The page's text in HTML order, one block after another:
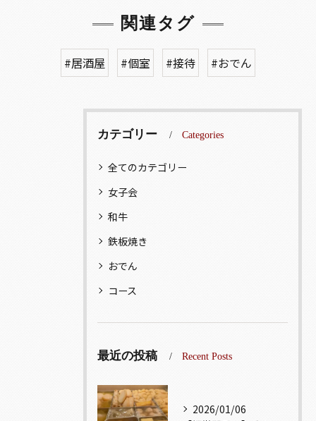
関連タグ
#居酒屋 #個室 #接待 #おでん
カテゴリー Categories
全てのカテゴリー
女子会
和牛
鉄板焼き
おでん
コース
最近の投稿 Recent Posts
2026/01/06